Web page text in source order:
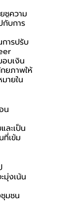
ชูความ
กับการ
ารปรับ
บเงิน
ยภาพให้
ายใน
น
ละเป็น
ที่เข้ม
มุ่งเน้น
มชน